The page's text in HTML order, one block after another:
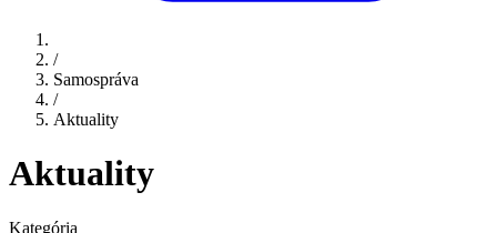
/
Samospráva
/
Aktuality
Aktuality
Kategória